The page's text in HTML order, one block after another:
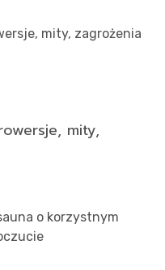
mity,